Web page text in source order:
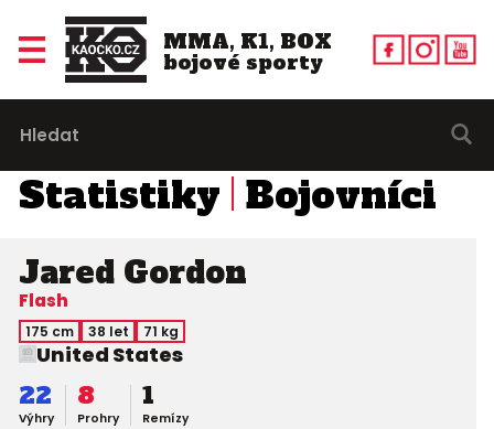
MMA, K1, BOX
bojové sporty
Statistiky Bojovníci
Jared Gordon
Flash
175 cm 38 let 71 kg
United States
Výhry
22
Prohry
8
Remízy
1